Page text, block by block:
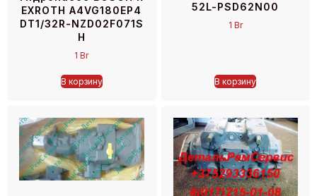
EXROTH A4VG180EP4
DT1/32R-NZD02F071S
H
1Br
В корзину
52L-PSD62N00
1 Br
В корзину